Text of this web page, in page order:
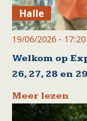
Halle
19/06/2026 - 17:20
Welkom op
26, 27, 28 en
Meer lezen